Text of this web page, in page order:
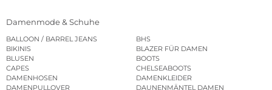
Damenmode & Schuhe
BALLOON / BARREL JEANS
BHS
BIKINIS
BLAZER FÜR DAMEN
BLUSEN
BOOTS
CAPES
CHELSEABOOTS
DAMENHOSEN
DAMENKLEIDER
DAMENPULLOVER
DAUNENMÄNTEL DAMEN